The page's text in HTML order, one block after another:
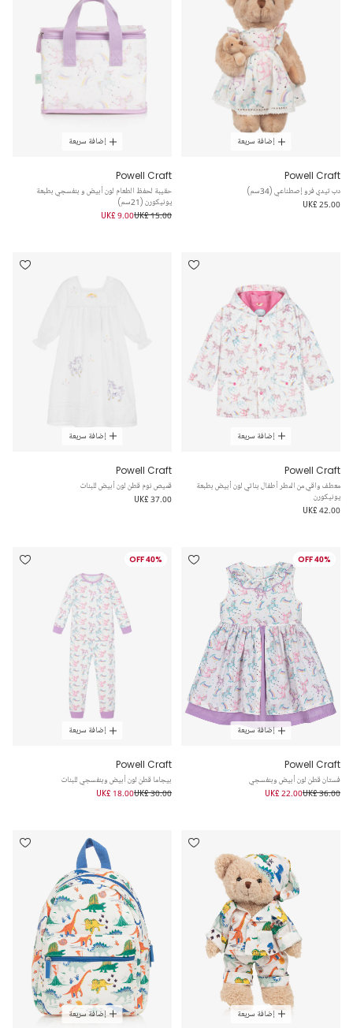
إضافة سريعة
Powell Craft
دب تيدي فرو إصطناعي (34سم)
UK£ 25.00
إضافة سريعة
Powell Craft
حقيبة لحفظ الطعام لون أبيض و بنفسجي بطبعة
يونيكورن (21سم)
UK£ 15.00
UK£ 9.00
إضافة سريعة
Powell Craft
معطف واقي من المطر أطفال بناتي لون أبيض بطبعة
يونيكورن
UK£ 42.00
إضافة سريعة
Powell Craft
قميص نوم قطن لون أبيض للبنات
UK£ 37.00
40% OFF
إضافة سريعة
Powell Craft
فستان قطن لون أبيض وبنفسجي
UK£ 36.00
UK£ 22.00
40% OFF
إضافة سريعة
Powell Craft
بيجاما قطن لون أبيض وبنفسجي للبنات
UK£ 30.00
UK£ 18.00
إضافة سريعة إضافة سريعة